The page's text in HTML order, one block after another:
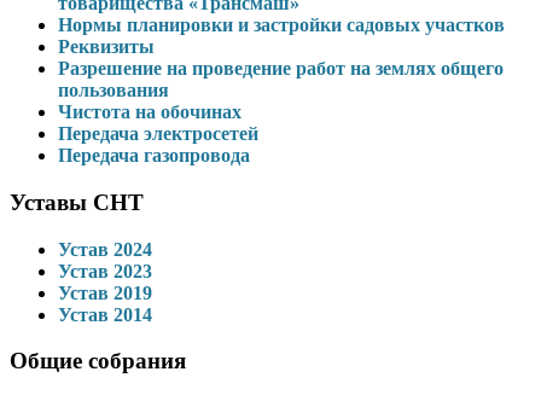
Нормы планировки и застройки садовых участков
Реквизиты
Разрешение на проведение работ на землях общего
пользования
Чистота на обочинах
Передача электросетей
Передача газопровода
Уставы СНТ
Устав 2024
Устав 2023
Устав 2019
Устав 2014
Общие собрания